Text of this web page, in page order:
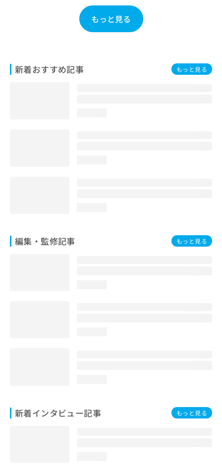
もっと見る
新着おすすめ記事 もっと見る
編集・監修記事 もっと見る
新着インタビュー記事 もっと見る
は
こ